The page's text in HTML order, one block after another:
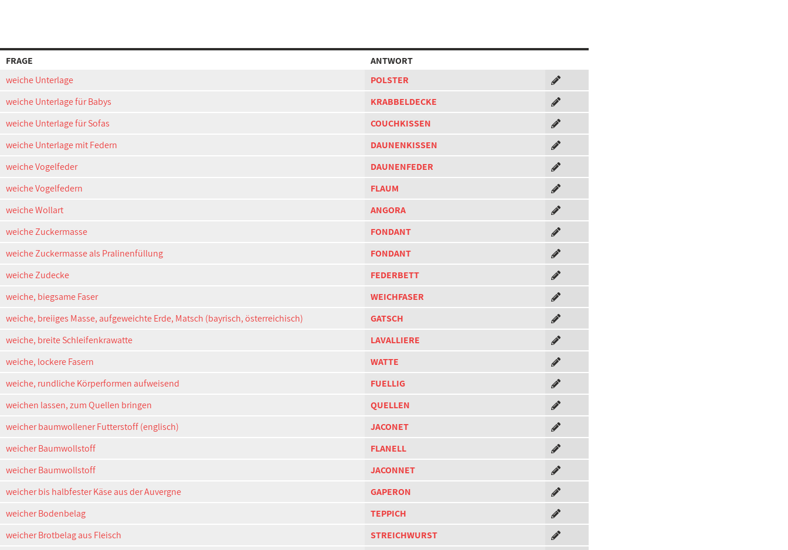
FRAGE
ANTWORT
weiche Unterlage
POLSTER
weiche Unterlage für Babys
KRABBELDECKE
weiche Unterlage für Sofas
COUCHKISSEN
weiche Unterlage mit Federn
DAUNENKISSEN
weiche Vogelfeder
DAUNENFEDER
weiche Vogelfedern
FLAUM
weiche Wollart
ANGORA
weiche Zuckermasse
FONDANT
weiche Zuckermasse als Pralinenfüllung
FONDANT
weiche Zudecke
FEDERBETT
weiche, biegsame Faser
WEICHFASER
weiche, breiiges Masse, aufgeweichte Erde, Matsch (bayrisch, österreichisch)
GATSCH
weiche, breite Schleifenkrawatte
LAVALLIERE
weiche, lockere Fasern
WATTE
weiche, rundliche Körperformen aufweisend
FUELLIG
weichen lassen, zum Quellen bringen
QUELLEN
weicher baumwollener Futterstoff (englisch)
JACONET
weicher Baumwollstoff
FLANELL
weicher Baumwollstoff
JACONNET
weicher bis halbfester Käse aus der Auvergne
GAPERON
weicher Bodenbelag
TEPPICH
weicher Brotbelag aus Fleisch
STREICHWURST